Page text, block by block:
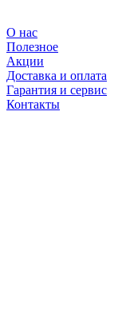
О нас
Полезное
Акции
Доставка и оплата
Гарантия и сервис
Контакты